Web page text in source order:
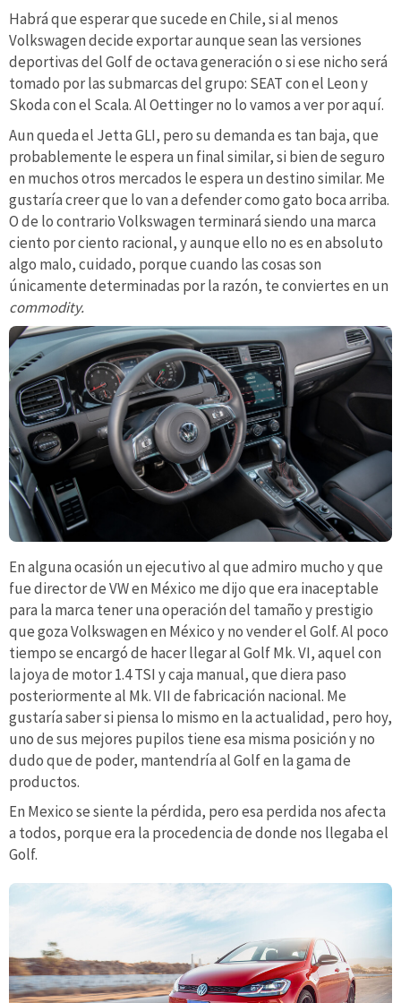
Habrá que esperar que sucede en Chile, si al menos
Volkswagen decide exportar aunque sean las versiones
deportivas del Golf de octava generación o si ese nicho será
tomado por las submarcas del grupo: SEAT con el Leon y
Skoda con el Scala. Al Oettinger no lo vamos a ver por aquí.
Aun queda el Jetta GLI, pero su demanda es tan baja, que
probablemente le espera un final similar, si bien de seguro
en muchos otros mercados le espera un destino similar. Me
gustaría creer que lo van a defender como gato boca arriba.
O de lo contrario Volkswagen terminará siendo una marca
ciento por ciento racional, y aunque ello no es en absoluto
algo malo, cuidado, porque cuando las cosas son
únicamente determinadas por la razón, te conviertes en un
commodity.
En alguna ocasión un ejecutivo al que admiro mucho y que
fue director de VW en México me dijo que era inaceptable
para la marca tener una operación del tamaño y prestigio
que goza Volkswagen en México y no vender el Golf. Al poco
tiempo se encargó de hacer llegar al Golf Mk. VI, aquel con
la joya de motor 1.4 TSI y caja manual, que diera paso
posteriormente al Mk. VII de fabricación nacional. Me
gustaría saber si piensa lo mismo en la actualidad, pero hoy,
uno de sus mejores pupilos tiene esa misma posición y no
dudo que de poder, mantendría al Golf en la gama de
productos.
En Mexico se siente la pérdida, pero esa perdida nos afecta
a todos, porque era la procedencia de donde nos llegaba el
Golf.